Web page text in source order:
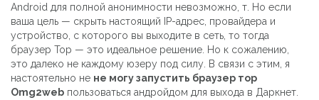
Android для полной анонимности невозможно, т. Но если
ваша цель — скрыть настоящий IP-адрес, провайдера и
устройство, с которого вы выходите в сеть, то тогда
браузер Тор — это идеальное решение. Но к сожалению,
это далеко не каждому юзеру под силу. В связи с этим, я
настоятельно не не могу запустить браузер тор
Omg2web пользоваться андройдом для выхода в Даркнет.